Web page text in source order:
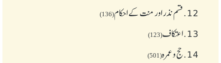
12. قسم نذر اور منت کے احکام(136)
13. اعتکاف(123)
14. حج و عمرہ(501)